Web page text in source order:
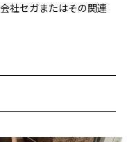
社セガまたはその関連